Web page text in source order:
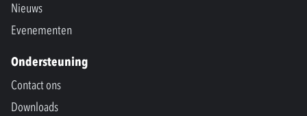
Nieuws
Evenementen
Ondersteuning
Contact ons
Downloads